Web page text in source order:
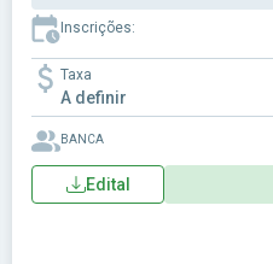
Inscrições:
Taxa
A definir
BANCA
Edital